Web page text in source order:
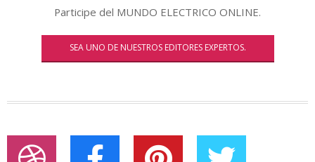
Participe del MUNDO ELECTRICO ONLINE.
SEA UNO DE NUESTROS EDITORES EXPERTOS.